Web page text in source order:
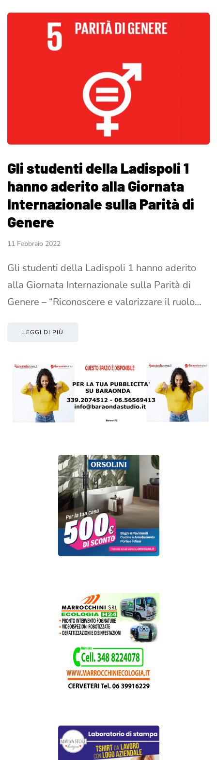
Gli studenti della Ladispoli 1
hanno aderito alla Giornata
Internazionale sulla Parità di
Genere
11 Febbraio 2022
Gli studenti della Ladispoli 1 hanno aderito
alla Giornata Internazionale sulla Parità di
Genere – “Riconoscere e valorizzare il ruolo…
LEGGI DI PIÙ